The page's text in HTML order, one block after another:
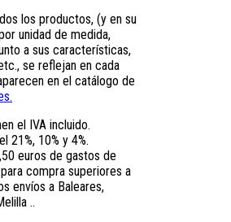
los productos, (y en su
unidad de medida,
a sus características,
se reflejan en cada
en el catálogo de
el IVA incluido.
21%, 10% y 4%.
euros de gastos de
compra superiores a
envíos a Baleares,
..